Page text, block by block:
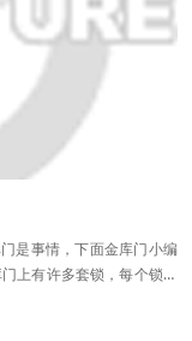
蔽效果。 孔缝处的屏蔽方
条、高性能屏蔽条、硅橡
网衬垫、导电橡胶衬电等
地是为了泄放电荷或提
两个： (1)一是为了保护
地线称为保护地线，应与
作称为工作地线。 1、
绝缘，即设备悬浮地;
信号地与机箱绝缘，即单
多接在一起的电路提供
阻抗耦合和低频地环路的
地能避免单点接地在高
是事情，下面金库门小编
有许多套锁，每个锁的
，而应更加关注制造商的